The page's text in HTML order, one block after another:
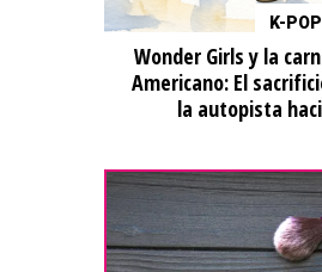
K-POP
Wonder Girls y la
Americano: El
la autopista